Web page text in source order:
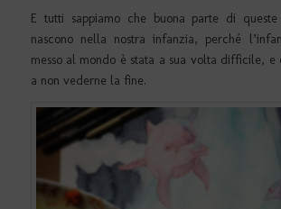
E tutti sappiamo che buona parte di queste
nascono nella nostra infanzia, perché
messo al mondo è stata a sua volta difficile, e
a non vederne la fine.